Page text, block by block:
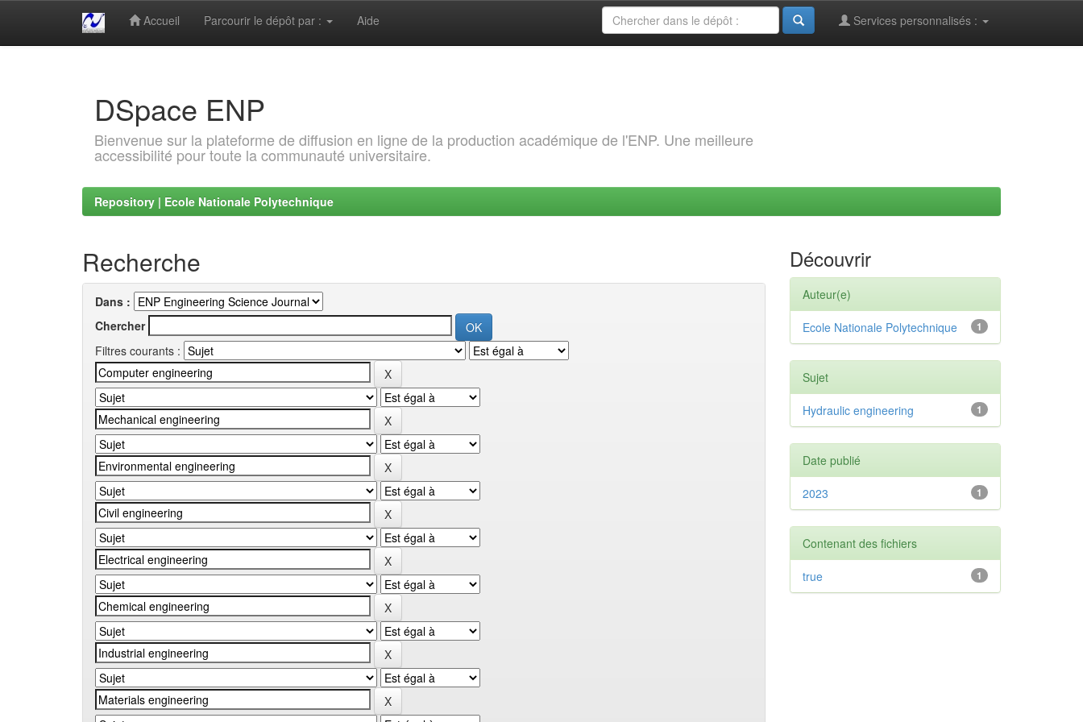
Accueil Parcourir le dépôt par : Aide Services personnalisés :
DSpace ENP
Bienvenue sur la plateforme de diffusion en ligne de la production académique de l'ENP. Une meilleure
accessibilité pour toute la communauté universitaire.
Repository | Ecole Nationale Polytechnique
Recherche
Dans :
Chercher
Filtres courants :
Découvrir
Auteur(e)
1
Ecole Nationale Polytechnique
Sujet
1
Hydraulic engineering
Date publié
1
2023
Contenant des fichiers
1
true